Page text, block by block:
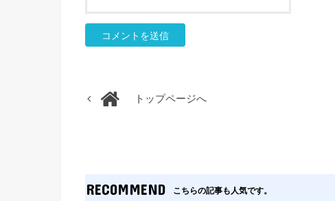
トップページへ
RECOMMEND こちらの記事も人気です。